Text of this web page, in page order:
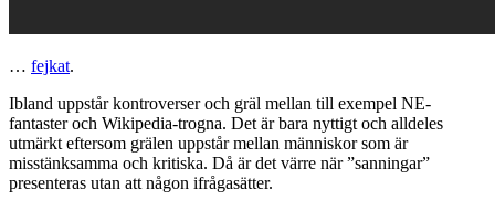
… fejkat.
Ibland uppstår kontroverser och gräl mellan till exempel NE-
fantaster och Wikipedia-trogna. Det är bara nyttigt och alldeles
utmärkt eftersom grälen uppstår mellan människor som är
misstänksamma och kritiska. Då är det värre när ”sanningar”
presenteras utan att någon ifrågasätter.